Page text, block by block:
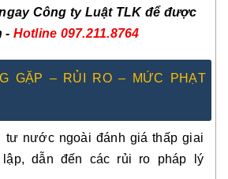
Công ty Luật TLK để được
- Hotline 097.211.8764
GẶP – RỦI RO – MỨC PHẠT
tư nước ngoài đánh giá thấp giai
lập, dẫn đến các rủi ro pháp lý